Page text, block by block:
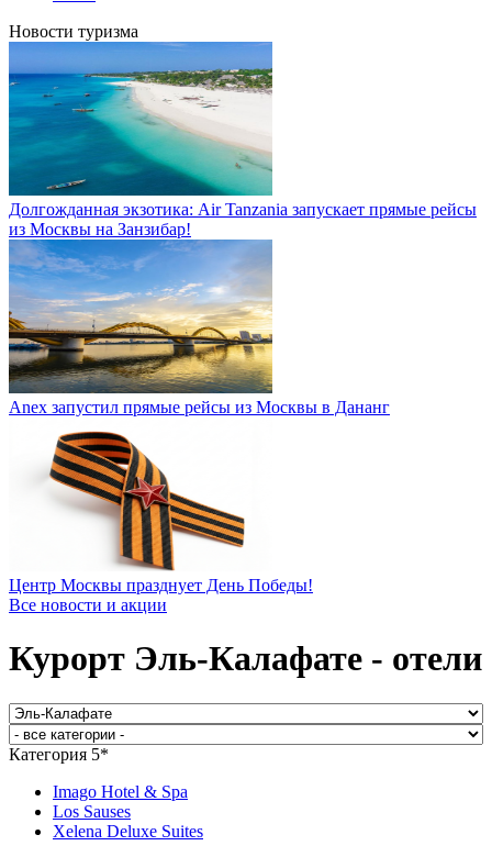
Новости туризма
Долгожданная экзотика: Air Tanzania запускает прямые рейсы
из Москвы на Занзибар!
Anex запустил прямые рейсы из Москвы в Дананг
Центр Москвы празднует День Победы!
Все новости и акции
Курорт Эль-Калафате - отели
Категория 5*
Imago Hotel & Spa
Los Sauses
Xelena Deluxe Suites